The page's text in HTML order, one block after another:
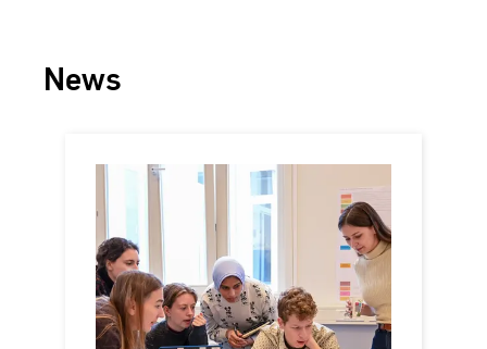
News